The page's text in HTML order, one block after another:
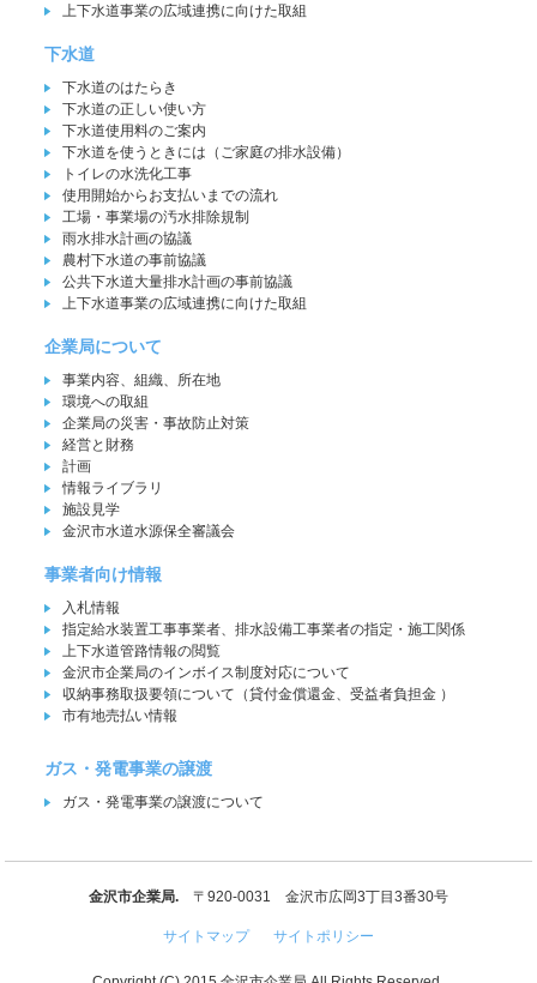
上下水道事業の広域連携に向けた取組
下水道
下水道のはたらき
下水道の正しい使い方
下水道使用料のご案内
下水道を使うときには（ご家庭の排水設備）
トイレの水洗化工事
使用開始からお支払いまでの流れ
工場・事業場の汚水排除規制
雨水排水計画の協議
農村下水道の事前協議
公共下水道大量排水計画の事前協議
上下水道事業の広域連携に向けた取組
企業局について
事業内容、組織、所在地
環境への取組
企業局の災害・事故防止対策
経営と財務
計画
情報ライブラリ
施設見学
金沢市水道水源保全審議会
事業者向け情報
入札情報
指定給水装置工事事業者、排水設備工事業者の指定・施工関係
上下水道管路情報の閲覧
金沢市企業局のインボイス制度対応について
収納事務取扱要領について（貸付金償還金、受益者負担金 ）
市有地売払い情報
ガス・発電事業の譲渡
ガス・発電事業の譲渡について
金沢市企業局.〒920-0031 金沢市広岡3丁目3番30号
サイトマップ サイトポリシー